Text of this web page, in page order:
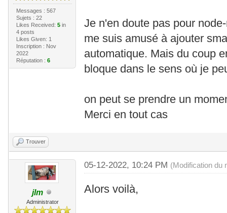
Messages : 567
Sujets : 22
Likes Received: 5in
4 posts
Likes Given: 1
Inscription : Nov
2022
Réputation : 6
Je n'en doute pas pour
me suis amusé à ajouter
automatique. Mais du coup
bloque dans le sens où je
on peut se prendre un
Merci en tout cas
Trouver
jlm
Administrator
05-12-2022, 10:24 PM (Modification du
Alors voilà,